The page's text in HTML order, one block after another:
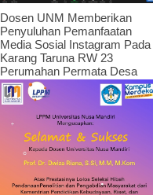
Dosen UNM Memberikan
Penyuluhan Pemanfaatan
Media Sosial Instagram Pada
Karang Taruna RW 23
Perumahan Permata Desa
Rawa Gelam – Kabupaten
Tangerang
July 19, 2022